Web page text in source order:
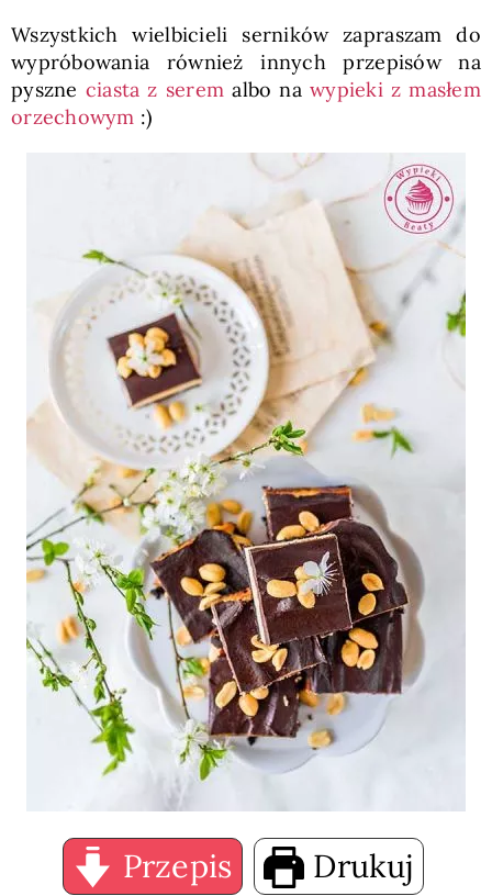
Wszystkich wielbicieli serników zapraszam do
wypróbowania również innych przepisów na
pyszne ciasta z serem albo nawypieki z masłem
orzechowym :)
Przepis Drukuj